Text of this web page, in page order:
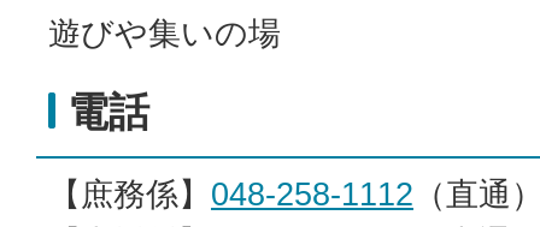
遊びや集いの場
電話
【庶務係】 048-258-1112 （直通